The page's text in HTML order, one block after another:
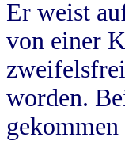
Er weist
von einer
worden.